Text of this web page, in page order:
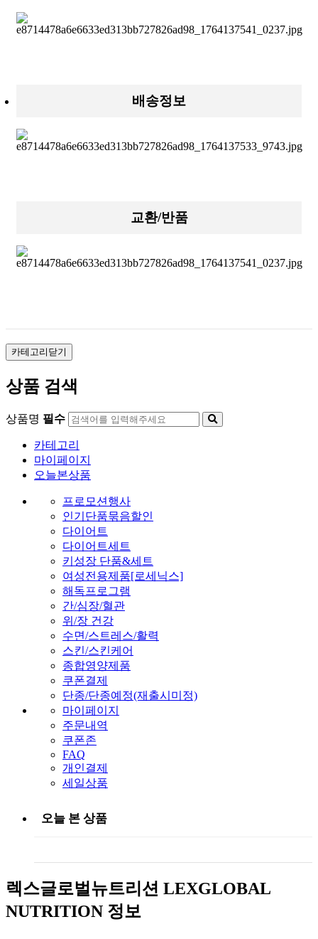
배송정보
교환/반품
카테고리닫기
상품 검색
상품명 필수
카테고리
마이페이지
오늘본상품
프로모션행사
인기단품묶음할인
다이어트
다이어트세트
키성장 단품&세트
여성전용제품[로세닉스]
해독프로그램
간/심장/혈관
위/장 건강
수면/스트레스/활력
스킨/스킨케어
종합영양제품
쿠폰결제
단종/단종예정(재출시미정)
마이페이지
주문내역
쿠폰존
FAQ
개인결제
세일상품
오늘 본 상품
렉스글로벌뉴트리션 LEXGLOBAL
NUTRITION 정보